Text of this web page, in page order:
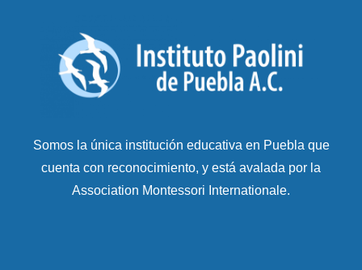
Somos la única institución educativa en Puebla que
cuenta con reconocimiento, y está avalada por la
Association Montessori Internationale.